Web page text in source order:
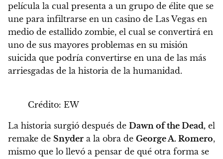
película la cual presenta a un grupo de élite que se
une para infiltrarse en un casino de Las Vegas en
medio de estallido zombie, el cual se convertirá en
uno de sus mayores problemas en su misión
suicida que podría convertirse en una de las más
arriesgadas de la historia de la humanidad.
Crédito: EW
La historia surgió después de Dawn of the Dead, el
remake de Snyder a la obra de George A. Romero,
mismo que lo llevó a pensar de qué otra forma se